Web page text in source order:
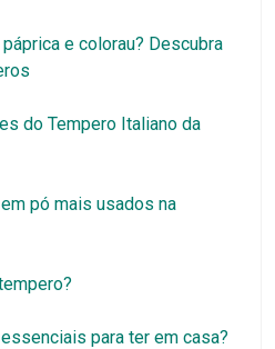
e colorau? Descubra
do Tempero Italiano da
pó mais usados na
para ter em casa?